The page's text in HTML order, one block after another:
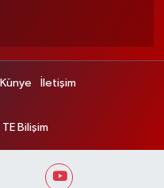
Künye İletişim
TE Bilişim